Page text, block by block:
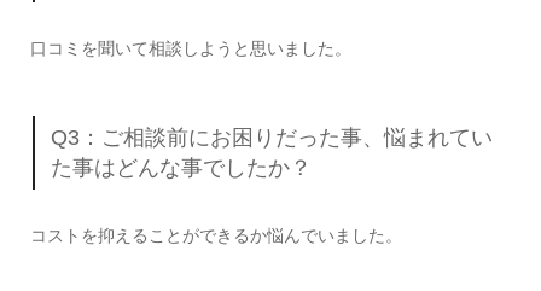
口コミを聞いて相談しようと思いました。
Q3：ご相談前にお困りだった事、悩まれてい
た事はどんな事でしたか？
コストを抑えることができるか悩んでいました。